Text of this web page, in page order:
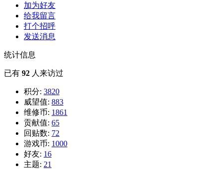
加为好友
给我留言
打个招呼
发送消息
统计信息
已有 92 人来访过
积分: 3820
威望值: 883
维修币: 1861
贡献值: 65
回贴数: 72
游戏币: 1000
好友: 16
主题: 21